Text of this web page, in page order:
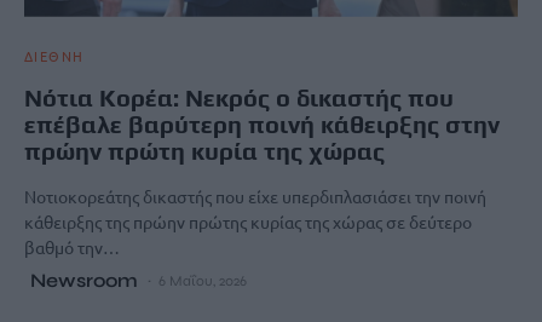
ΔΙΕΘΝΗ
Νότια Κορέα: Νεκρός ο δικαστής που
επέβαλε βαρύτερη ποινή κάθειρξης στην
πρώην πρώτη κυρία της χώρας
Νοτιοκορεάτης δικαστής που είχε υπερδιπλασιάσει την ποινή
κάθειρξης της πρώην πρώτης κυρίας της χώρας σε δεύτερο
βαθμό την…
Newsroom 6 Μαΐου, 2026